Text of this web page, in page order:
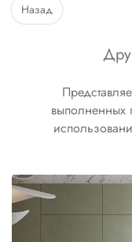
Назад
выполненных